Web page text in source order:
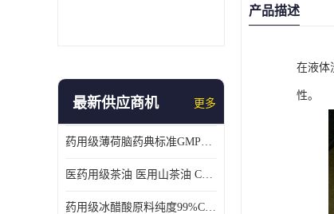
最新供应商机 更多
药用级薄荷脑药典标准GMP工厂
医药用级茶油 医用山茶油 COA质检 价格优 原料药
药用级冰醋酸原料纯度99%CDE备案COA质检
产品描述
在液体
性。